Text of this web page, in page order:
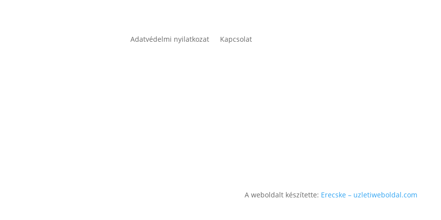
Adatvédelmi nyilatkozat Kapcsolat
A weboldalt készítette: Erecske – uzletiweboldal.com